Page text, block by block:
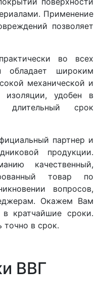
Применение
позволяет
во всех
широким
механической и
изоляции, удобен в
длительный срок
партнер и
продукции.
качественный,
товар по
вопросов,
Окажем Вам
кратчайшие сроки.
точно в срок.
ВВГ